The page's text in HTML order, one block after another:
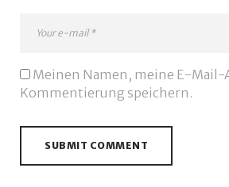
Meinen Namen, meine E-Mail-
Kommentierung speichern.